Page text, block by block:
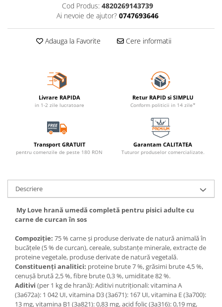
Cod Produs: 4820269143739
Ai nevoie de ajutor? 0747693646
Adauga la Favorite Cere informatii
Livrare RAPIDA
in 1-2 zile lucratoare
Retur RAPID si SIMPLU
Conform politicii in 14 zile*
Transport GRATUIT
pentru comenzile de peste 180 RON
Garantam CALITATEA
Tuturor produselor comercializate.
Descriere
My Love hrană umedă completă pentru pisici adulte cu
carne de curcan în sos
Compoziție: 75 % carne și produse derivate de natură animală în
bucăţele (5 % de curcan), cereale, substanțe minerale, extracte de
proteine vegetale, produse derivate de natură vegetală.
Constituenţi analitici: proteine brute 7 %, grăsimi brute 4,5 %,
cenuşă brută 2,5 %, fibre brute 0,3 %, umiditate 82 %.
Aditivi (per 1 kg de hrană): Aditivi nutriționali: vitamina A
(3а672а): 1 042 UI, vitamina D3 (3а671): 167 UI, vitamina Е (3а700):
13 mg, vitamina B1 (3а821): 0,83 mg, acid folic (3а316): 0,19 mg,